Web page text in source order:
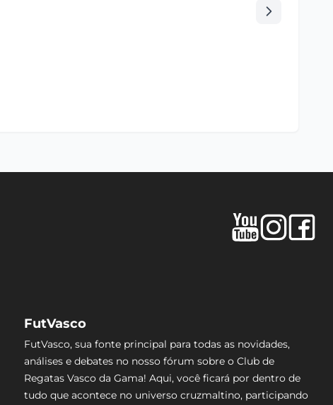
FutVasco
FutVasco, sua fonte principal para todas as novidades,
análises e debates no nosso fórum sobre o Club de
Regatas Vasco da Gama! Aqui, você ficará por dentro de
tudo que acontece no universo cruzmaltino, participando